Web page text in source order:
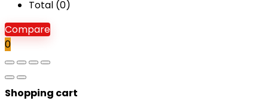
Total (0)
Compare
0
Shopping cart